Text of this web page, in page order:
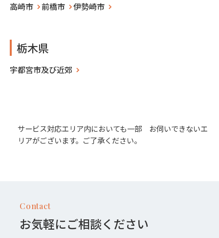
高崎市 前橋市 伊勢崎市
栃木県
宇都宮市及び近郊
サービス対応エリア内においても一部 お伺いできないエ
リアがございます。ご了承ください。
Contact
お気軽にご相談ください